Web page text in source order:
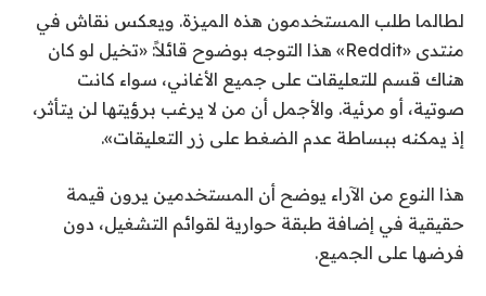
لطالما طلب المستخدمون هذه الميزة. ويعكس نقاش في
منتدى «Reddit» هذا التوجه بوضوح قائلاً: «تخيل لو كان
هناك قسم للتعليقات على جميع الأغاني، سواء كانت
صوتية، أو مرئية. والأجمل أن من لا يرغب برؤيتها لن يتأثر،
إذ يمكنه ببساطة عدم الضغط على زر التعليقات».
هذا النوع من الآراء يوضح أن المستخدمين يرون قيمة
حقيقية في إضافة طبقة حوارية لقوائم التشغيل، دون
فرضها على الجميع.